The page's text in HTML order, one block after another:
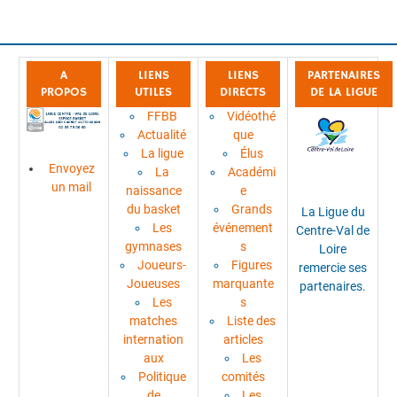
A
PROPOS
Envoyez
un mail
LIENS
UTILES
FFBB
Actualité
La ligue
La
naissance
du basket
Les
gymnases
Joueurs-
Joueuses
Les
matches
internation
aux
Politique
LIENS
DIRECTS
Vidéothé
que
Élus
Académi
e
Grands
événement
s
Figures
marquante
s
Liste des
articles
Les
comités
PARTENAIRES
DE LA LIGUE
La Ligue du
Centre-Val de
Loire
remercie ses
partenaires.